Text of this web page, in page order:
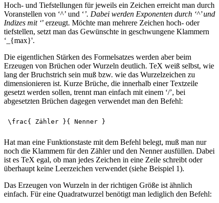
Hoch- und Tiefstellungen für jeweils ein Zeichen erreicht man durch
Voranstellen von ‘^’ und ‘’. Dabei werden Exponenten durch ‘^’ und
Indizes mit ‘’ erzeugt. Möchte man mehrere Zeichen hoch- oder
tiefstellen, setzt man das Gewünschte in geschwungene Klammern
‘_{max}'.
Die eigentlichen Stärken des Formelsatzes werden aber beim
Erzeugen von Brüchen oder Wurzeln deutlich. TeX weiß selbst, wie
lang der Bruchstrich sein muß bzw. wie das Wurzelzeichen zu
dimensionieren ist. Kurze Brüche, die innerhalb einer Textzeile
gesetzt werden sollen, trennt man einfach mit einem ‘/’, bei
abgesetzten Brüchen dagegen verwendet man den Befehl:
Hat man eine Funktionstaste mit dem Befehl belegt, muß man nur
noch die Klammem für den Zähler und den Nenner ausfüllen. Dabei
ist es TeX egal, ob man jedes Zeichen in eine Zeile schreibt oder
überhaupt keine Leerzeichen verwendet (siehe Beispiel 1).
Das Erzeugen von Wurzeln in der richtigen Größe ist ähnlich
einfach. Für eine Quadratwurzel benötigt man lediglich den Befehl: